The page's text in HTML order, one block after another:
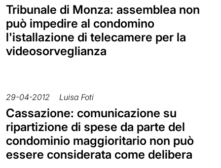
Tribunale di Monza: assemblea non
può impedire al condomino
l'istallazione di telecamere per la
videosorveglianza
29-04-2012 Luisa Foti
Cassazione: comunicazione su
ripartizione di spese da parte del
condominio maggioritario non può
essere considerata come delibera